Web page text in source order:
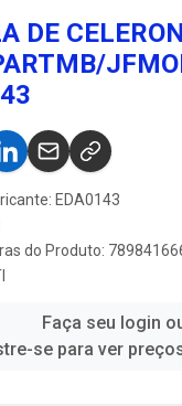
DE
EDA0143
do Produto:
Faça seu login
se para ver